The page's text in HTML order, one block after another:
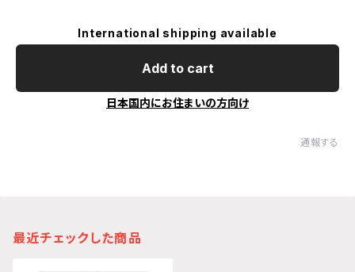
International shipping available
Add to cart
日本国内にお住まいの方向け
通報する
最近チェックした商品